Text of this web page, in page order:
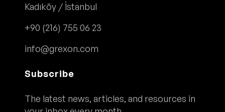
Kadıköy / İstanbul
+90 (216) 755 06 23
info@grexon.com
Subscribe
The latest news, articles, and resources in